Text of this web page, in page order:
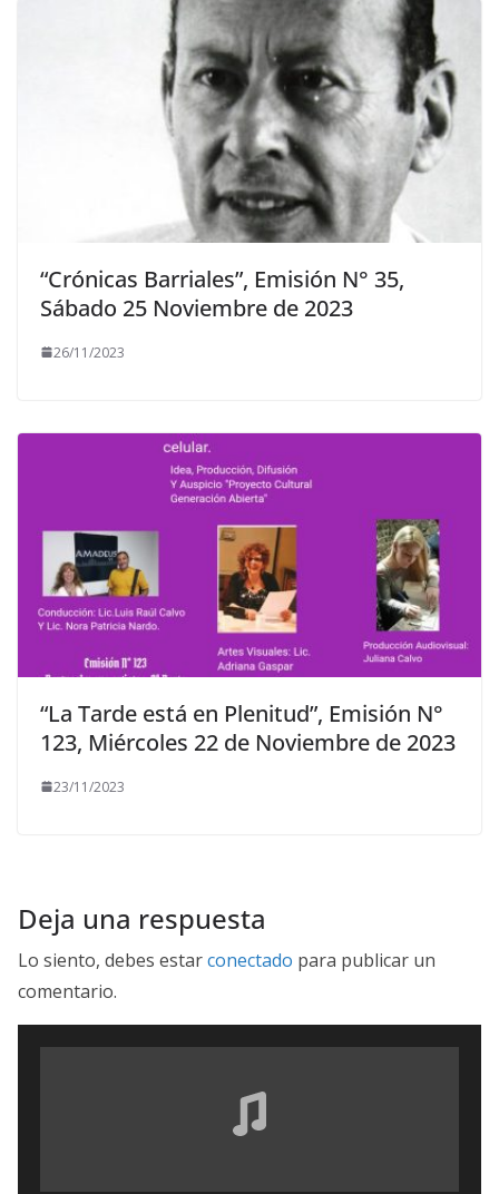
“Crónicas Barriales”, Emisión N° 35,
Sábado 25 Noviembre de 2023
26/11/2023
“La Tarde está en Plenitud”, Emisión N°
123, Miércoles 22 de Noviembre de 2023
23/11/2023
Deja una respuesta
Lo siento, debes estarconectado para publicar un
comentario.